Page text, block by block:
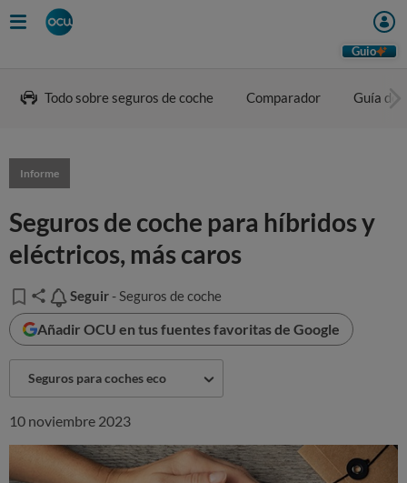
Guio
Todo sobre seguros de coche Comparador Guía de
Informe
Seguros de coche para híbridos y
eléctricos, más caros
Seguir
Seguir - Seguros de coche
Añadir OCU en tus fuentes favoritas de Google
Seguros para coches eco
10 noviembre 2023